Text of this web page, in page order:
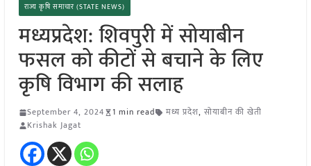
राज्य कृषि समाचार (STATE NEWS)
मध्यप्रदेश: शिवपुरी में सोयाबीन
फसल को कीटों से बचाने के लिए
कृषि विभाग की सलाह
September 4, 2024 1 min read मध्य प्रदेश, सोयाबीन की खेती
Krishak Jagat